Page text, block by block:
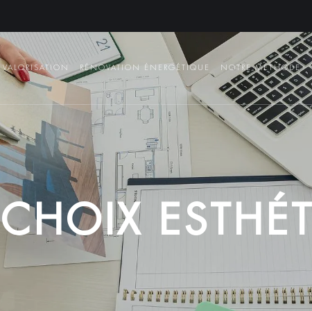
VALORISATION RÉNOVATION ÉNERGÉTIQUE NOTRE MÉTHODE
CHOIX ESTHÉT